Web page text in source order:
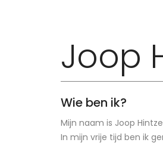
Joop
Wie ben ik?
Mijn naam is Joop
In mijn vrije tijd ben ik